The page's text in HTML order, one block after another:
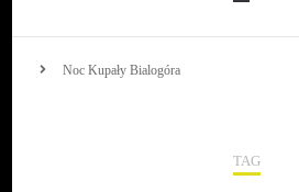
Noc Kupały Bialogóra
TAG